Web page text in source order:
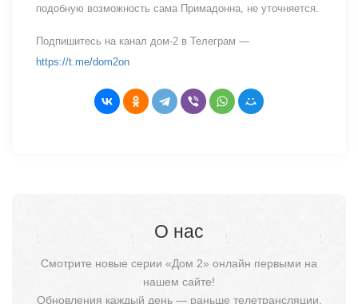
подобную возможность сама Примадонна, не уточняется.
Подпишитесь на канал дом-2 в Телеграм —
https://t.me/dom2on
О нас
Смотрите новые серии «Дом 2» онлайн первыми на
нашем сайте!
Обновления каждый день — раньше телетрансляции.